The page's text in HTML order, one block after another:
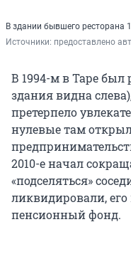
В здании бывшего ресторана
Источники: предоставлено
В 1994-м в Таре был
здания видна
претерпело
нулевые там
2010-е начал
«подселяться»
ликвидировали,
пенсионный фонд.